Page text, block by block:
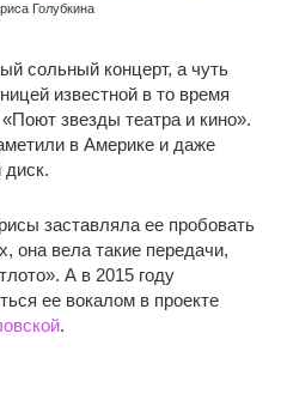
Голубкина
сольный концерт, а чуть
известной в то время
звезды театра и кино».
в Америке и даже
заставляла ее пробовать
она вела такие передачи,
А в 2015 году
ее вокалом в проекте
.